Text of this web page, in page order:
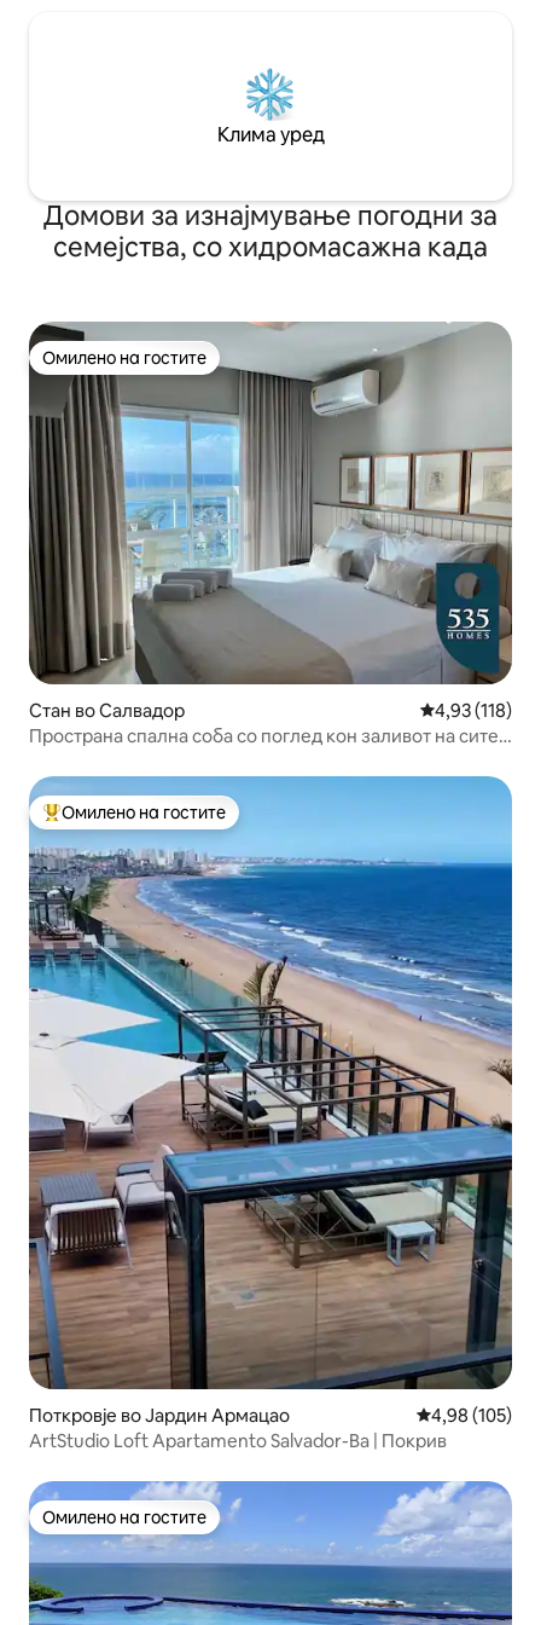
понеделник за одржување) - 24-
часовна сала за вежбање - Приватен
паркинг простор (G4, простор 604)
Клима уред
Домови за изнајмување погодни за
семејства, со хидромасажна када
Омилено на гостите
Омилено на гостите
Стан во Салвадор Просечна
4,93 (118)
Пространа спална соба со поглед кон заливот на сите
Меѓу најуспешните „Омилени на гостите“
Омилено на гостите
Поткровје во Јардин Армацао Просечна
4,98 (105)
ArtStudio Loft Apartamento Salvador-Ba | Покрив
Омилено на гостите
Омилено на гостите